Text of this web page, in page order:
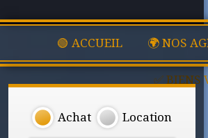
🟢 ACCUEIL 🌍 NOS
✅ BIENS
Achat Location